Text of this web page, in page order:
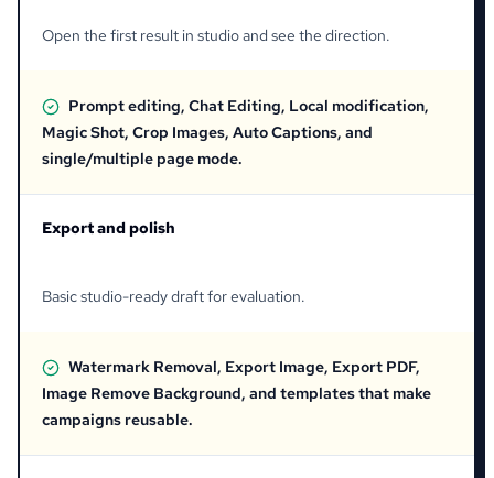
Open the first result in studio and see the direction.
Prompt editing, Chat Editing, Local modification,
Magic Shot, Crop Images, Auto Captions, and
single/multiple page mode.
Export and polish
Basic studio-ready draft for evaluation.
Watermark Removal, Export Image, Export PDF,
Image Remove Background, and templates that make
campaigns reusable.